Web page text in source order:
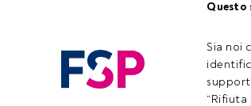
Questo
Sia noi